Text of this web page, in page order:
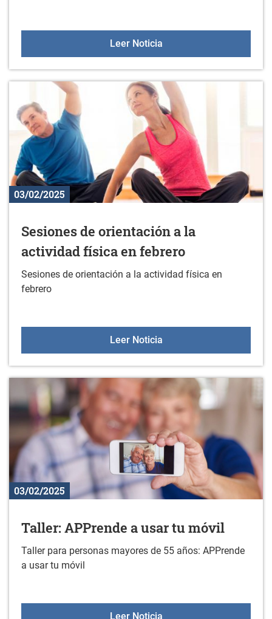
Leer NoticiaCALENDARIO PUNTO
03/02/2025
Sesiones de orientación a la
actividad física en febrero
Sesiones de orientación a la actividad física en
febrero
Leer NoticiaSesiones de
03/02/2025
Taller: APPrende a usar tu móvil
Taller para personas mayores de 55 años: APPrende
a usar tu móvil
Leer NoticiaTaller: APPrende a usar